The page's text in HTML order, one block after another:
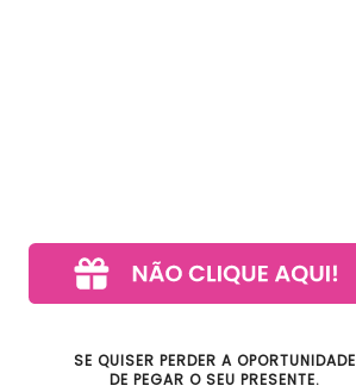
SE QUISER PERDER A OPORTUNIDADE
DE PEGAR O SEU PRESENTE.